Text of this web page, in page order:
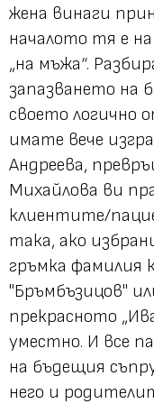
жена винаги
началото тя е
„на мъжа“.
запазването на
своето логично
имате вече
Андреева,
Михайлова ви
клиентите/
така, ако
гръмка фамилия
"Бръмбъзицов"
прекрасното
уместно. И все
на бъдещия
него и